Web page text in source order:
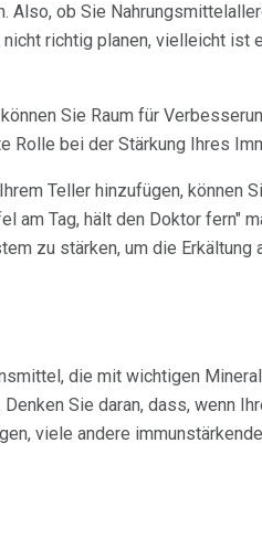
Also, ob Sie
richtig planen, vielleicht ist
Sie Raum für
bei der Stärkung Ihres
Teller hinzufügen, können
am Tag, hält den Doktor fern"
zu stärken, um die Erkältung
die mit wichtigen
Sie daran, dass, wenn
viele andere